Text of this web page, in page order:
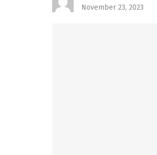
November 23, 2023